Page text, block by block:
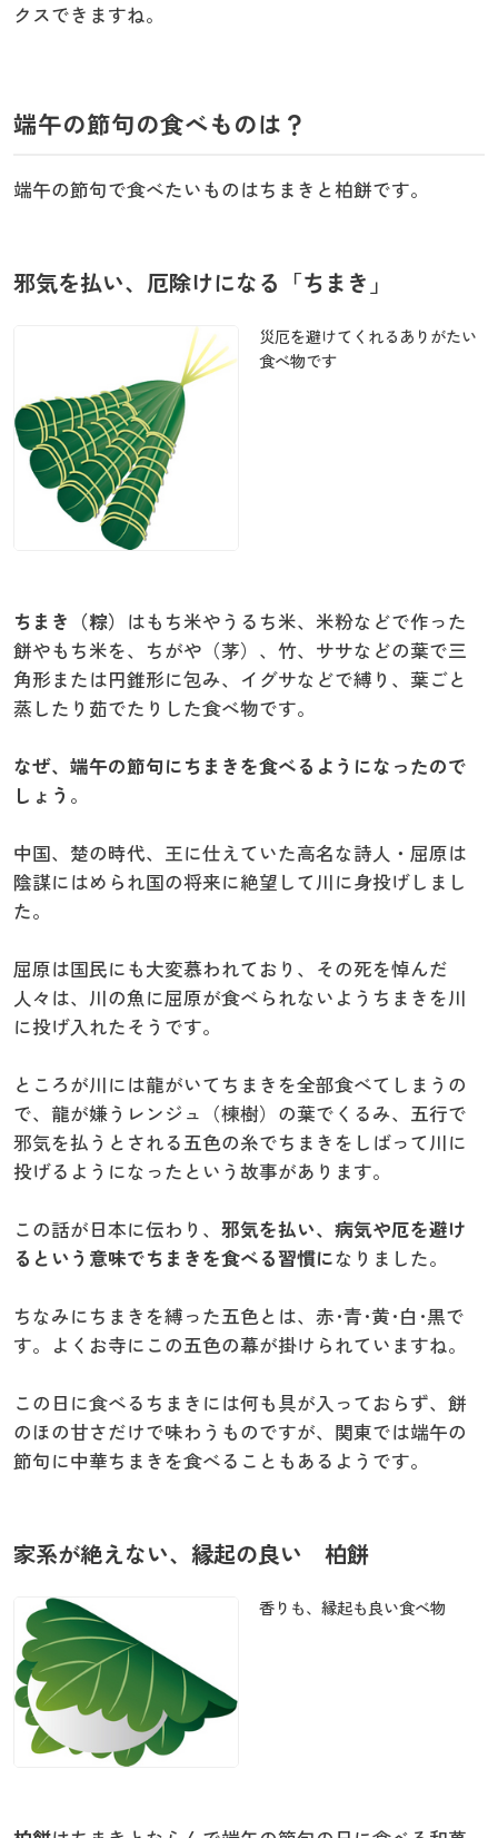
クスできますね。
端午の節句の食べものは？
端午の節句で食べたいものはちまきと柏餅です。
邪気を払い、厄除けになる「ちまき」
ちまき（粽） はもち米やうるち米、米粉などで作った
餅やもち米を、ちがや（茅）、竹、ササなどの葉で三
角形または円錐形に包み、イグサなどで縛り、葉ごと
蒸したり茹でたりした食べ物です。
なぜ、端午の節句にちまきを食べるようになったので
しょう 。
中国、楚の時代、王に仕えていた高名な詩人・屈原は
陰謀にはめられ国の将来に絶望して川に身投げしまし
た。
屈原は国民にも大変慕われており、その死を悼んだ
人々は、川の魚に屈原が食べられないようちまきを川
に投げ入れたそうです。
ところが川には龍がいてちまきを全部食べてしまうの
で、龍が嫌うレンジュ（楝樹）の葉でくるみ、五行で
邪気を払うとされる五色の糸でちまきをしばって川に
投げるようになったという故事があります。
この話が日本に伝わり、 邪気を払い、病気や厄を避け
るという意味でちまきを食べる習慣になりました。
ちなみにちまきを縛った五色とは、赤･青･黄･白･黒で
す。よくお寺にこの五色の幕が掛けられていますね。
この日に食べるちまきには何も具が入っておらず、餅
のほの甘さだけで味わうものですが、関東では端午の
節句に中華ちまきを食べることもあるようです。
災厄を避けてくれるありがたい
食べ物です
家系が絶えない、縁起の良い 柏餅
香りも、縁起も良い食べ物